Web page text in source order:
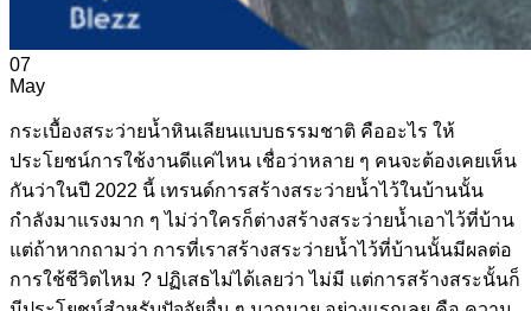
07
May
กระเบื้องสระว่ายน้ำหินเลียนแบบธรรมชาติ คืออะไร ให้
ประโยชน์การใช้งานดีแค่ไหน เชื่อว่าหลาย ๆ คนจะต้องเคยเห็น
กันว่าในปี 2022 นี้ เทรนด์การสร้างสระว่ายน้ำไว้ในบ้านนั้น
กำลังมาแรงมาก ๆ ไม่ว่าใครก็ต่างสร้างสระว่ายน้ำเอาไว้ที่บ้าน
แต่ถ้าหากถามว่า การที่เราสร้างสระว่ายน้ำไว้ที่บ้านนั้นมีผลต่อ
การใช้ชีวิตไหม ? ปฏิเสธไม่ได้เลยว่า ไม่มี แต่การสร้างสระนั้นก็